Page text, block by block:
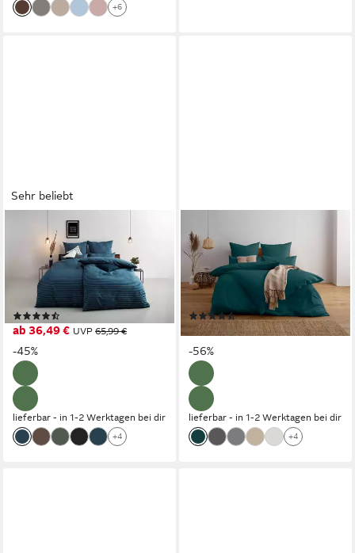
+6
Sehr beliebt
BRUNO BANANI
Bettwäsche Jassen, Renforcé,
3 teilig, moderne Bettwäsche
aus Baumwolle, Streifen-
Design, mehrere Qualitäten
ab 36,49 € UVP 65,99 €
-45%
lieferbar - in 1-2 Werktagen bei dir
+4
Bettwäsche Luisa, Renforcé,
3 teilig, 4 Qualitäten für dein
perfektes Schlafgefühl (von
Komfort bis Premium)
(277)
ab 30,99 € UVP69,99 €
-56%
lieferbar - in 1-2 Werktagen bei dir
+4